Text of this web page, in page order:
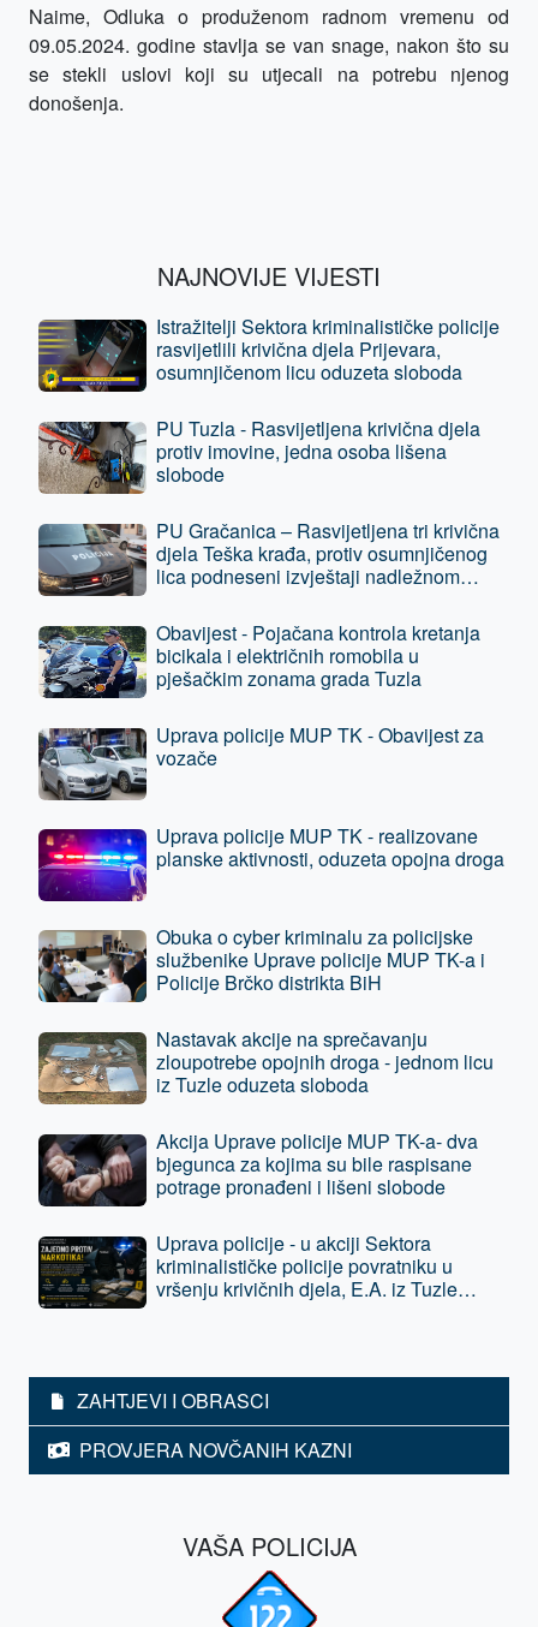
Naime, Odluka o produženom radnom vremenu od
09.05.2024. godine stavlja se van snage, nakon što su
se stekli uslovi koji su utjecali na potrebu njenog
donošenja.
NAJNOVIJE VIJESTI
Istražitelji Sektora kriminalističke policije
rasvijetlili krivična djela Prijevara,
osumnjičenom licu oduzeta sloboda
PU Tuzla - Rasvijetljena krivična djela
protiv imovine, jedna osoba lišena
slobode
PU Gračanica – Rasvijetljena tri krivična
djela Teška krađa, protiv osumnjičenog
lica podneseni izvještaji nadležnom
Obavijest - Pojačana kontrola kretanja
bicikala i električnih romobila u
pješačkim zonama grada Tuzla
Uprava policije MUP TK - Obavijest za
vozače
Uprava policije MUP TK - realizovane
planske aktivnosti, oduzeta opojna droga
Obuka o cyber kriminalu za policijske
službenike Uprave policije MUP TK-a i
Policije Brčko distrikta BiH
Nastavak akcije na sprečavanju
zloupotrebe opojnih droga - jednom licu
iz Tuzle oduzeta sloboda
Akcija Uprave policije MUP TK-a- dva
bjegunca za kojima su bile raspisane
potrage pronađeni i lišeni slobode
Uprava policije - u akciji Sektora
kriminalističke policije povratniku u
vršenju krivičnih djela, E.A. iz Tuzle
ZAHTJEVI I OBRASCI
PROVJERA NOVČANIH KAZNI
VAŠA POLICIJA